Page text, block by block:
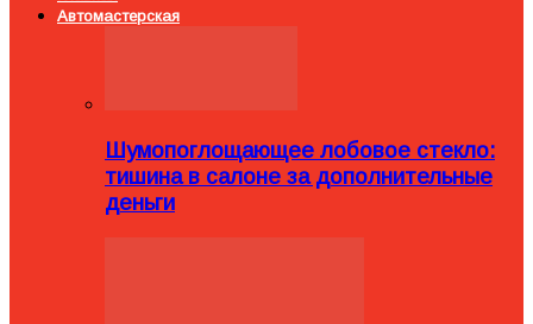
Автомастерская
Шумопоглощающее лобовое стекло:
тишина в салоне за дополнительные
деньги